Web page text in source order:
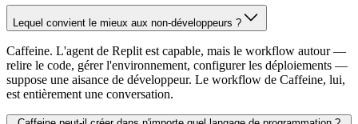
Lequel convient le mieux aux non-développeurs ?
Caffeine. L'agent de Replit est capable, mais le workflow autour —
relire le code, gérer l'environnement, configurer les déploiements —
suppose une aisance de développeur. Le workflow de Caffeine, lui,
est entièrement une conversation.